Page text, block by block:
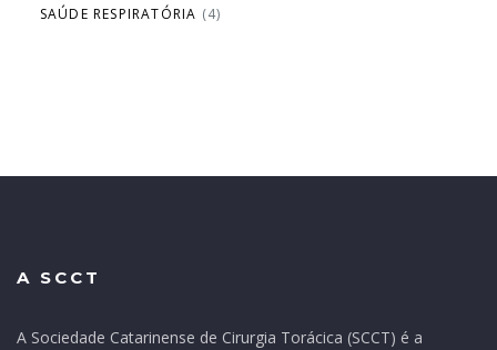
SAÚDE RESPIRATÓRIA (4)
A SCCT
A Sociedade Catarinense de Cirurgia Torácica (SCCT) é a